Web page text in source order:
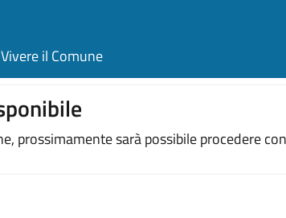
Vivere il Comune
prossimamente sarà possibile procedere